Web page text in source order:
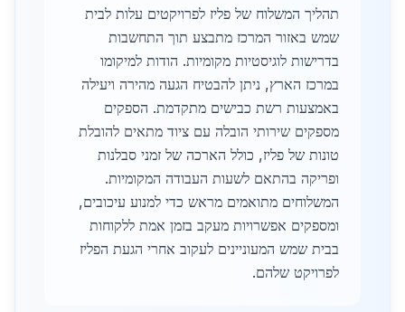
תהליך המשלוח של פליז לפרויקטים עלות לבית
שמש באזור המרכז מתבצע תוך התחשבות
בדרישות לוגיסטיות מקומיות. הודות למיקומו
במרכז הארץ, ניתן להבטיח הגעה מהירה ויעילה
באמצעות רשת כבישים מתקדמת. הספקים
מספקים שירותי הובלה עם ציוד מתאים להובלת
טונות של פליז, כולל הארכה של זמני סבלנות
ופריקה בהתאם לשעות העבודה המקומיות.
המשלוחים מתואמים מראש כדי למנוע עיכובים,
ומספקים אפשרויות מעקב בזמן אמת ללקוחות
בבית שמש המעוניינים לעקוב אחרי הגעת הפליז
לפרויקט שלהם.